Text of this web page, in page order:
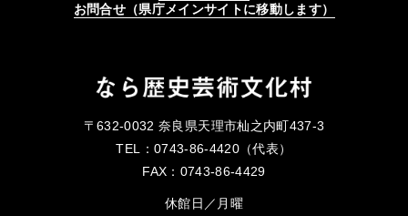
お問合せ（県庁メインサイトに移動します）
〒632-0032 奈良県天理市杣之内町437-3
TEL：0743-86-4420（代表）
FAX：0743-86-4429
休館日／月曜